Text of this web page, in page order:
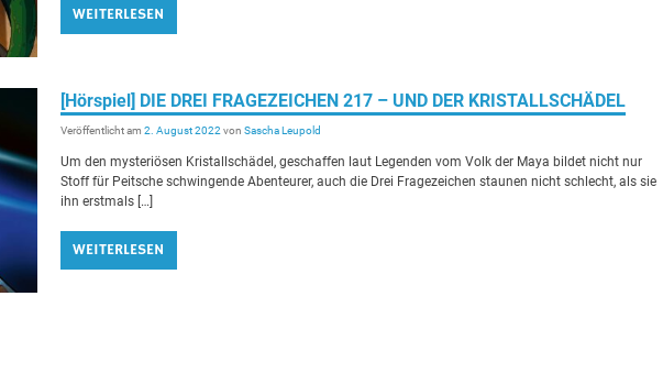
WEITERLESEN
[Hörspiel] DIE DREI FRAGEZEICHEN 217 – UND DER KRISTALLSCHÄDEL
Veröffentlicht am2. August 2022 vonSascha Leupold
Um den mysteriösen Kristallschädel, geschaffen laut Legenden vom Volk der Maya bildet nicht nur
Stoff für Peitsche schwingende Abenteurer, auch die Drei Fragezeichen staunen nicht schlecht, als sie
ihn erstmals […]
WEITERLESEN